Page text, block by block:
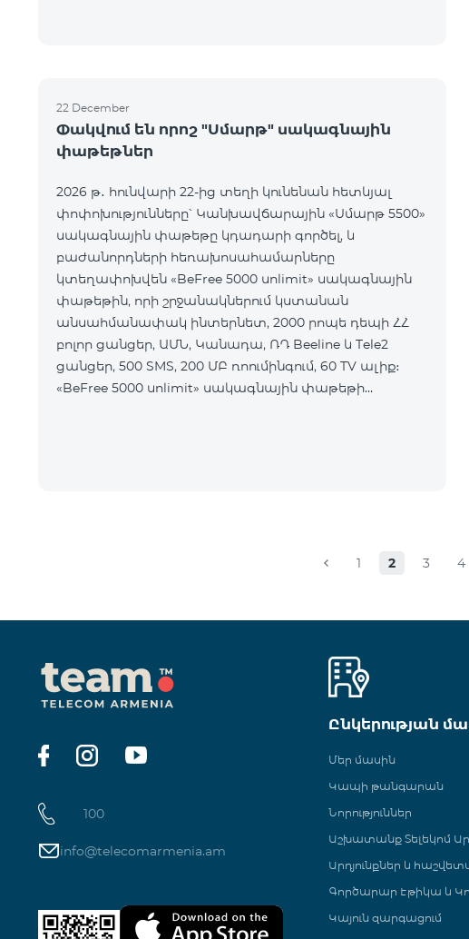
22 December
Փակվում են որոշ "Սմարթ" սակագնային
փաթեթներ
2026 թ․ հունվարի 22-ից տեղի կունենան հետևյալ
փոփոխությունները՝ Կանխավճարային «Սմարթ 5500»
սակագնային փաթեթը կդադարի գործել, և
բաժանորդների հեռախոսահամարները
կտեղափոխվեն «BeFree 5000 unlimit» սակագնային
փաթեթին, որի շրջանակներում կստանան
անսահմանափակ ինտերնետ, 2000 րոպե դեպի ՀՀ
բոլոր ցանցեր, ԱՄՆ, Կանադա, ՌԴ Beeline և Tele2
ցանցեր, 500 SMS, 200 ՄԲ ռոումինգում, 60 TV ալիք։
«BeFree 5000 unlimit» սակագնային փաթեթի
1 2 3 4
100
info@telecomarmenia.am
Ընկերության
Մեր մասին
Կապի թանգարան
Նորություններ
Աշխատանք Տելեկոմ
Արդյունքներ և
Գործարար Էթիկա և
Կայուն զարգացում